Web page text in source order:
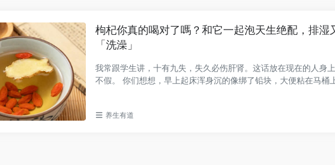
枸杞你真的喝对了嗎？和它一起泡天生绝配，排湿
「洗澡」
我常跟学生讲，十有九失，失久必伤肝肾。这话放在现在的人身
不假。 你们想想，早上起床浑身沉的像绑了铅块，大便粘在马桶
养生有道